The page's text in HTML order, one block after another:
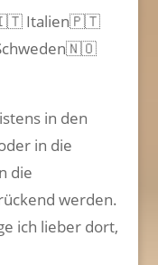
Italien🇵🇹
in den
in die
die
werden.
ich lieber dort,